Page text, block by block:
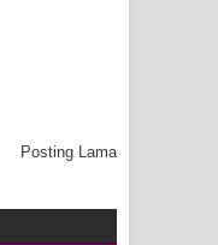
Posting Lama